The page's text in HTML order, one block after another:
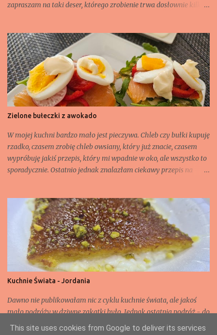
zapraszam na taki deser, którego zrobienie trwa dosłownie kilka
łyżka gorzkiego kakao, - 2 łyżeczki masła orzechowego lub pasty
orzechowej np. słony migdał czy pistacjowej, - 50 g pistacji
łuskanych, niesolonych.
Zielone bułeczki z awokado
W mojej kuchni bardzo mało jest pieczywa. Chleb czy bułki kupuję
rzadko, czasem zrobię chleb owsiany, który już znacie, czasem
wypróbuję jakiś przepis, który mi wpadnie w oko, ale wszystko to
sporadycznie. Ostatnio jednak znalazłam ciekawy przepis na
naturalnego, - ok. 300 g mąki (może być potrzebne trochę więcej,
żeby ciasto się nie lepiło przy formowaniu bułek), - 1,5 łyżeczki
proszku do pieczenia, - płaska łyżeczka soli, - 2 łyżki mleka, -
sezam, czarnuszka (opcjonalnie)
Kuchnie Świata - Jordania
Dawno nie publikowałam nic z cyklu kuchnie świata, ale jakoś
mało podróży w dziwne zakątki było. Jednak ostatnia podróż - do
Jordanii - sprawiła, że znów mogę wrzucić tu swoje przygody z
This site uses cookies from Google to deliver its services